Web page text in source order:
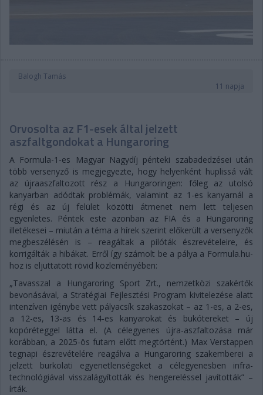
Balogh Tamás
11 napja
Orvosolta az F1-esek által jelzett
aszfaltgondokat a Hungaroring
A Formula-1-es Magyar Nagydíj pénteki szabadedzései után
több versenyző is megjegyezte, hogy helyenként huplissá vált
az újraaszfaltozott rész a Hungaroringen: főleg az utolsó
kanyarban adódtak problémák, valamint az 1-es kanyarnál a
régi és az új felület közötti átmenet nem lett teljesen
egyenletes. Péntek este azonban az FIA és a Hungaroring
illetékesei – miután a téma a hírek szerint előkerült a versenyzők
megbeszélésén is – reagáltak a pilóták észrevételeire, és
korrigálták a hibákat. Erről így számolt be a pálya a Formula.hu-
hoz is eljuttatott rövid közleményében:
„Tavasszal a Hungaroring Sport Zrt., nemzetközi szakértők
bevonásával, a Stratégiai Fejlesztési Program kivitelezése alatt
intenzíven igénybe vett pályacsík szakaszokat – az 1-es, a 2-es,
a 12-es, 13-as és 14-es kanyarokat és bukótereket – új
kopóréteggel látta el. (A célegyenes újra-aszfaltozása már
korábban, a 2025-ös futam előtt megtörtént.) Max Verstappen
tegnapi észrevételére reagálva a Hungaroring szakemberei a
jelzett burkolati egyenetlenségeket a célegyenesben infra-
technológiával visszalágyították és hengereléssel javították” –
írták.